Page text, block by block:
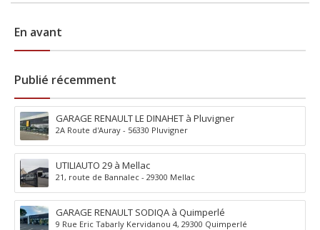
En avant
Publié récemment
GARAGE RENAULT LE DINAHET à Pluvigner
2A Route d'Auray - 56330 Pluvigner
UTILIAUTO 29 à Mellac
21, route de Bannalec - 29300 Mellac
GARAGE RENAULT SODIQA à Quimperlé
9 Rue Eric Tabarly Kervidanou 4, 29300 Quimperlé